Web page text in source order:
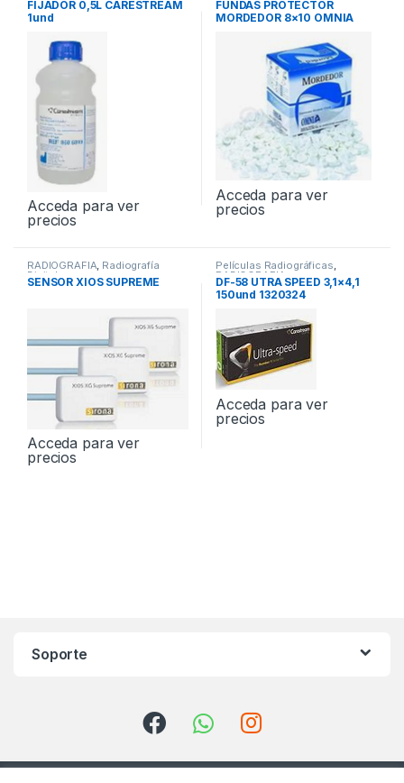
FIJADOR 0,5L CARESTREAM
1und
Acceda para ver
precios
FUNDAS PROTECTOR
MORDEDOR 8×10 OMNIA
Acceda para ver
precios
RADIOGRAFIA, Radiografía
Digital
SENSOR XIOS SUPREME
Acceda para ver
precios
Películas Radiográficas,
RADIOGRAFIA
DF-58 UTRA SPEED 3,1×4,1
150und 1320324
Acceda para ver
precios
Soporte